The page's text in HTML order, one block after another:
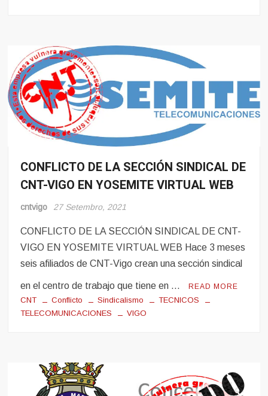
Conflito
Tecnicos
Lucha
CONFLICTO DE LA SECCIÓN SINDICAL DE
CNT-VIGO EN YOSEMITE VIRTUAL WEB
cntvigo 27 Setembro, 2021
CONFLICTO DE LA SECCIÓN SINDICAL DE CNT-
VIGO EN YOSEMITE VIRTUAL WEB Hace 3 meses
seis afiliados de CNT-Vigo crean una sección sindical
en el centro de trabajo que tiene en … READ MORE
CNT Conflicto Sindicalismo
TECNICOS
TELECOMUNICACIONES
VIGO